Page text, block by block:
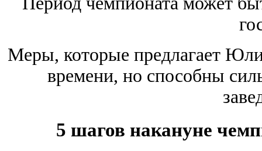
Меры, которые предлагает
времени, но способны
5 шагов накануне